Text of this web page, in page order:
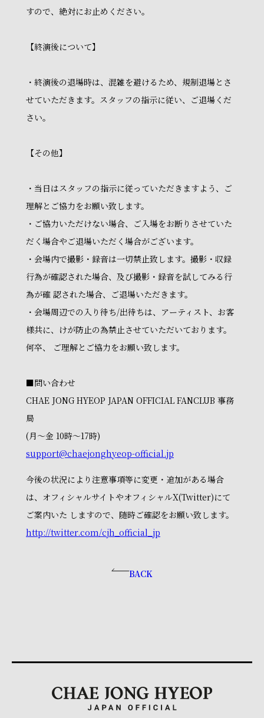
すので、絶対にお止めください。
【終演後について】
・終演後の退場時は、混雑を避けるため、規制退場とさ
せていただきます。スタッフの指示に従い、ご退場くだ
さい。
【その他】
・当日はスタッフの指示に従っていただきますよう、ご
理解とご協力をお願い致します。
・ご協力いただけない場合、ご入場をお断りさせていた
だく場合やご退場いただく場合がございます。
・会場内で撮影・録音は一切禁止致します。撮影・収録
行為が確認された場合、及び撮影・録音を試してみる行
為が確 認された場合、ご退場いただきます。
・会場周辺での入り待ち/出待ちは、アーティスト、お客
様共に、けが防止の為禁止させていただいております。
何卒、 ご理解とご協力をお願い致します。
■問い合わせ
CHAE JONG HYEOP JAPAN OFFICIAL FANCLUB 事務
局
(月～金 10時～17時)
support@chaejonghyeop-official.jp
今後の状況により注意事項等に変更・追加がある場合
は、オフィシャルサイトやオフィシャルX(Twitter)にて
ご案内いた しますので、随時ご確認をお願い致します。
http://twitter.com/cjh_official_jp
BACK